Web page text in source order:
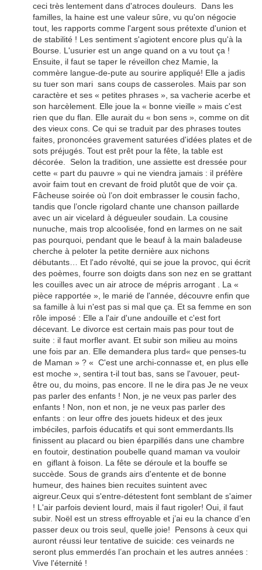
ceci très lentement dans d'atroces douleurs. Dans les
familles, la haine est une valeur sûre, vu qu'on négocie
tout, les rapports comme l'argent sous prétexte d'union et
de stabilité ! Les sentiment s'agiotent encore plus qu'à la
Bourse. L'usurier est un ange quand on a vu tout ça !
Ensuite, il faut se taper le réveillon chez Mamie, la
commère langue-de-pute au sourire appliqué! Elle a jadis
su tuer son mari sans coups de casseroles. Mais par son
caractère et ses « petites phrases », sa vacherie acerbe et
son harcèlement. Elle joue la « bonne vieille » mais c'est
rien que du flan. Elle aurait du « bon sens », comme on dit
des vieux cons. Ce qui se traduit par des phrases toutes
faites, prononcées gravement saturées d'idées plates et de
sots préjugés. Tout est prêt pour la fête, la table est
décorée. Selon la tradition, une assiette est dressée pour
cette « part du pauvre » qui ne viendra jamais : il préfère
avoir faim tout en crevant de froid plutôt que de voir ça.
Fâcheuse soirée où l’on doit embrasser le cousin facho,
tandis que l’oncle rigolard chante une chanson paillarde
avec un air vicelard à dégueuler soudain. La cousine
nunuche, mais trop alcoolisée, fond en larmes on ne sait
pas pourquoi, pendant que le beauf à la main baladeuse
cherche à peloter la petite dernière aux nichons
débutants… Et l'ado révolté, qui se joue la provoc, qui écrit
des poèmes, fourre son doigts dans son nez en se grattant
les couilles avec un air atroce de mépris arrogant . La «
pièce rapportée », le marié de l'année, découvre enfin que
sa famille à lui n'est pas si mal que ça. Et sa femme en son
rôle imposé : Elle a l'air d'une andouille et c'est fort
décevant. Le divorce est certain mais pas pour tout de
suite : il faut morfler avant. Et subir son milieu au moins
une fois par an. Elle demandera plus tard« que penses-tu
de Maman » ? « C'est une archi-connasse et, en plus elle
est moche », sentira t-il tout bas, sans se l'avouer, peut-
être ou, du moins, pas encore. Il ne le dira pas Je ne veux
pas parler des enfants ! Non, je ne veux pas parler des
enfants ! Non, non et non, je ne veux pas parler des
enfants : on leur offre des jouets hideux et des jeux
imbéciles, parfois éducatifs et qui sont emmerdants.Ils
finissent au placard ou bien éparpillés dans une chambre
en foutoir, destination poubelle quand maman va vouloir
en giflant à foison. La fête se déroule et la bouffe se
succède. Sous de grands airs d'entente et de bonne
humeur, des haines bien recuites suintent avec
aigreur.Ceux qui s'entre-détestent font semblant de s'aimer
! L'air parfois devient lourd, mais il faut rigoler! Oui, il faut
subir. Noël est un stress effroyable et j’ai eu la chance d’en
passer deux ou trois seul, quelle joie! Pensons à ceux qui
auront réussi leur tentative de suicide: ces veinards ne
seront plus emmerdés l’an prochain et les autres années :
Vive l'éternité !